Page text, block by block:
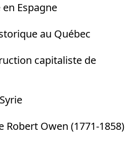
Espagne
au Québec
capitaliste de
Robert Owen (1771-1858)